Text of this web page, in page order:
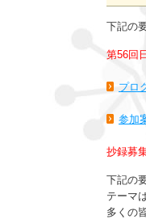
下記の
第56回
プロ
参加
抄録募
下記の
テーマ
多くの